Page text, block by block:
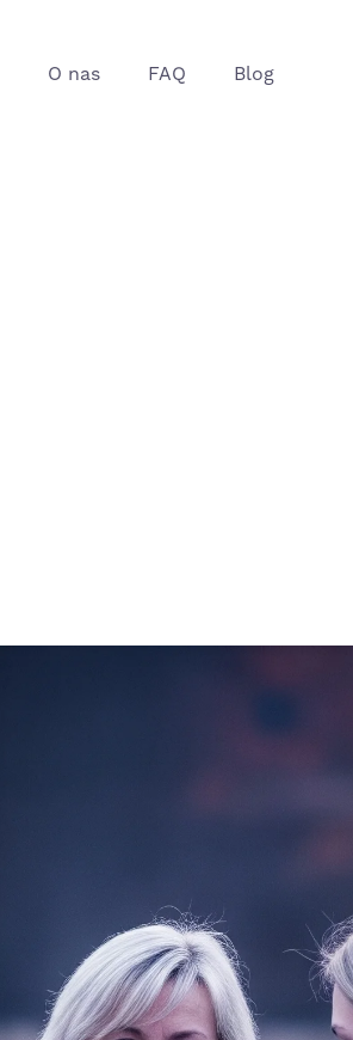
O nas FAQ Blog